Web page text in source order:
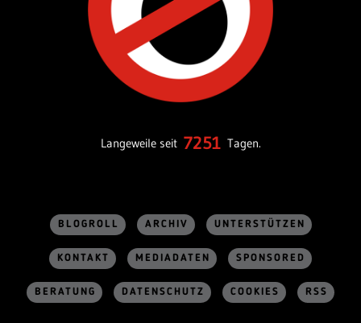
Langeweile seit 7251 Tagen.
BLOGROLL ARCHIV UNTERSTÜTZEN
KONTAKT MEDIADATEN SPONSORED
BERATUNG DATENSCHUTZ COOKIES RSS